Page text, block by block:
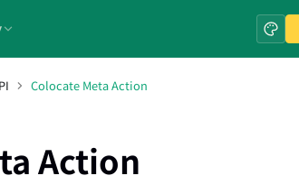
Colocate Meta Action
Action